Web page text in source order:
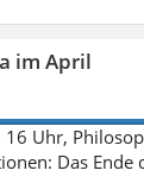
im April
Uhr,
Das Ende